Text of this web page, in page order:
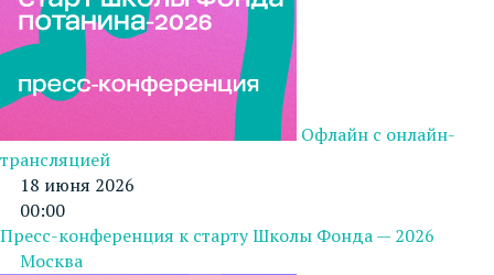
Офлайн с онлайн-
трансляцией
18 июня 2026
00:00
Пресс-конференция к старту Школы Фонда — 2026
Москва